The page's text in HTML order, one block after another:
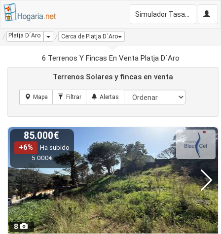
Platja D´Aro Dropdown
Cerca de Platja D´Aro
6 Terrenos Y Fincas En Venta Platja D´Aro
Terrenos Solares y fincas en venta
8
85.000€
+6%
Ha subido
5.000€